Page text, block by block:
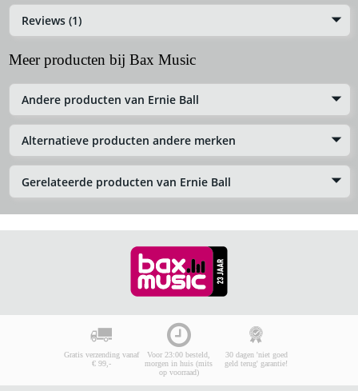
Reviews (1)
Meer producten bij Bax Music
Andere producten van Ernie Ball
Alternatieve producten andere merken
Gerelateerde producten van Ernie Ball
Gratis verzending vanaf
€ 99,-
Voor 23:00 besteld,
morgen in huis (mits
op voorraad)
30 dagen 'niet goed
geld terug' garantie!